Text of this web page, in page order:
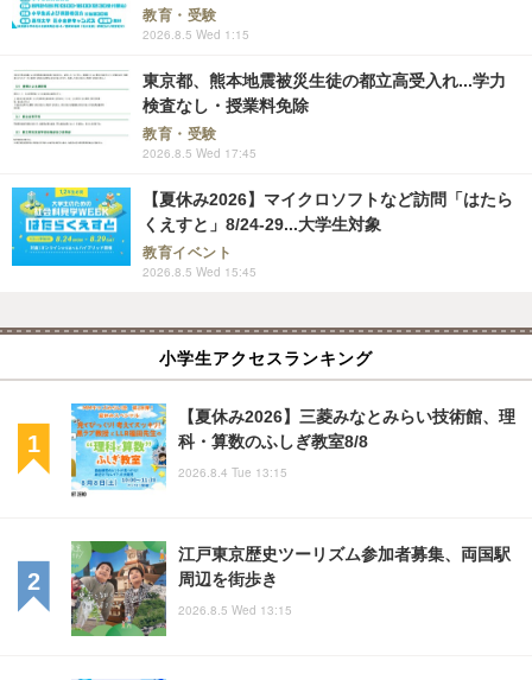
教育・受験
2026.8.5 Wed 1:15
東京都、熊本地震被災生徒の都立高受入れ...学力
検査なし・授業料免除
教育・受験
2026.8.5 Wed 17:45
【夏休み2026】マイクロソフトなど訪問「はたら
くえすと」8/24-29...大学生対象
教育イベント
2026.8.5 Wed 15:45
小学生アクセスランキング
【夏休み2026】三菱みなとみらい技術館、理
科・算数のふしぎ教室8/8
2026.8.4 Tue 13:15
江戸東京歴史ツーリズム参加者募集、両国駅
周辺を街歩き
2026.8.5 Wed 13:15